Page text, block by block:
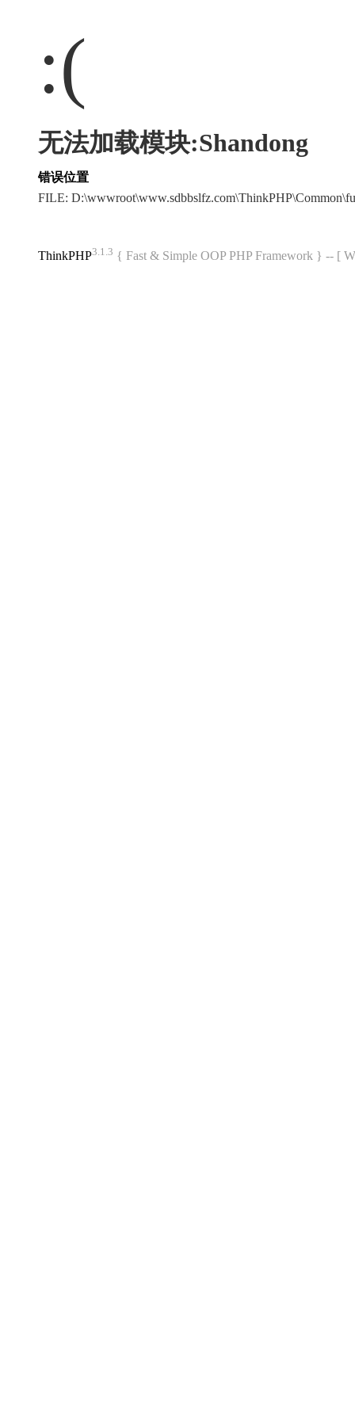
:(
无法加载模块:Shandong
错误位置
FILE:
ThinkPHP3.1.3 { Fast & Simple OOP PHP Framework } -- [